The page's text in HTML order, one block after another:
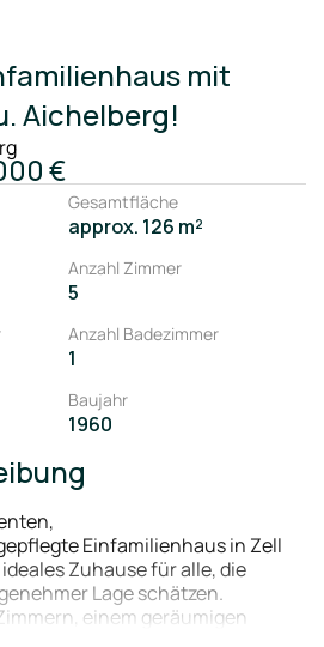
mit
Aichelberg!
€
Gesamtfläche
approx. 126 m²
Anzahl Zimmer
5
Anzahl Badezimmer
1
Baujahr
1960
Einfamilienhaus in Zell
Zuhause für alle, die
Lage schätzen.
einem geräumigen